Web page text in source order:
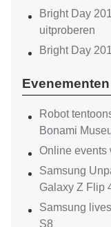
Bright Day
uitproberen
Bright Day
Evenementen
Robot
Bonami
Online events
Samsung
Galaxy Z Flip
Samsung
S8